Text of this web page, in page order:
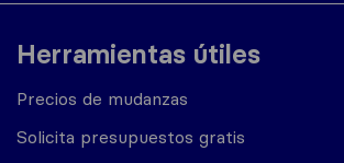
Herramientas útiles
Precios de mudanzas
Solicita presupuestos gratis